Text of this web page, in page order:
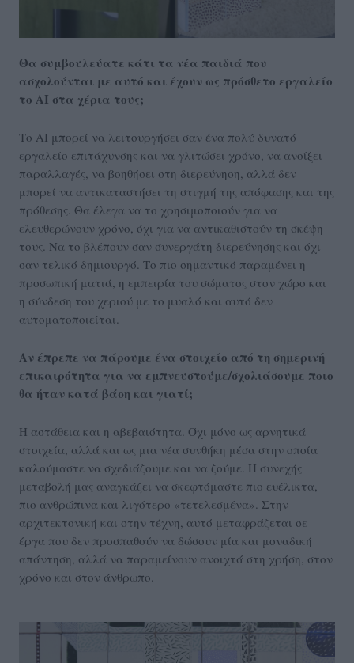
Θα συμβουλεύατε κάτι τα νέα παιδιά που
ασχολούνται με αυτό και έχουν ως πρόσθετο εργαλείο
το AI στα χέρια τους;
Το AI μπορεί να λειτουργήσει σαν ένα πολύ δυνατό
εργαλείο επιτάχυνσης και να γλιτώσει χρόνο, να ανοίξει
παραλλαγές, να βοηθήσει στη διερεύνηση, αλλά δεν
μπορεί να αντικαταστήσει τη στιγμή της απόφασης και της
πρόθεσης. Θα έλεγα να το χρησιμοποιούν για να
ελευθερώνουν χρόνο, όχι για να αντικαθιστούν τη σκέψη
τους. Να το βλέπουν σαν συνεργάτη διερεύνησης και όχι
σαν τελικό δημιουργό. Το πιο σημαντικό παραμένει η
προσωπική ματιά, η εμπειρία του σώματος στον χώρο και
η σύνδεση του χεριού με το μυαλό και αυτό δεν
αυτοματοποιείται.
Αν έπρεπε να πάρουμε ένα στοιχείο από τη σημερινή
επικαιρότητα για να εμπνευστούμε/σχολιάσουμε ποιο
θα ήταν κατά βάση και γιατί;
Η αστάθεια και η αβεβαιότητα. Όχι μόνο ως αρνητικά
στοιχεία, αλλά και ως μια νέα συνθήκη μέσα στην οποία
καλούμαστε να σχεδιάζουμε και να ζούμε. Η συνεχής
μεταβολή μας αναγκάζει να σκεφτόμαστε πιο ευέλικτα,
πιο ανθρώπινα και λιγότερο «τετελεσμένα». Στην
αρχιτεκτονική και στην τέχνη, αυτό μεταφράζεται σε
έργα που δεν προσπαθούν να δώσουν μία και μοναδική
απάντηση, αλλά να παραμείνουν ανοιχτά στη χρήση, στον
χρόνο και στον άνθρωπο.